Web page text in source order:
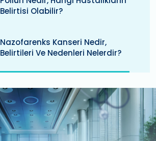
Belirtisi Olabilir?
Nazofarenks Kanseri Nedir,
Belirtileri Ve Nedenleri Nelerdir?